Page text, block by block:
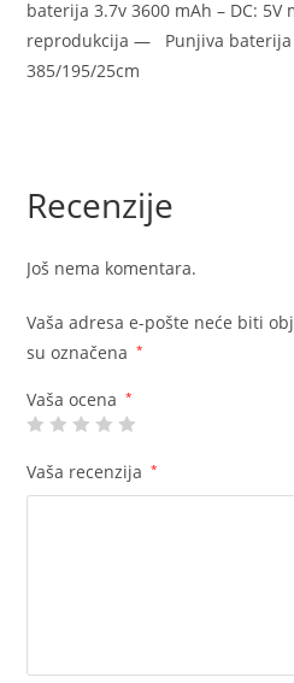
baterija 3.7v 3600 mAh – DC: 5V
reprodukcija — Punjiva
385/195/25cm
Recenzije
Još nema komentara.
Vaša adresa e-pošte neće biti
su označena
*
Vaša ocena *
Vaša recenzija *